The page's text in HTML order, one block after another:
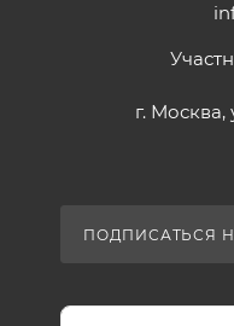
г. Москва,
ПОДПИСАТЬСЯ